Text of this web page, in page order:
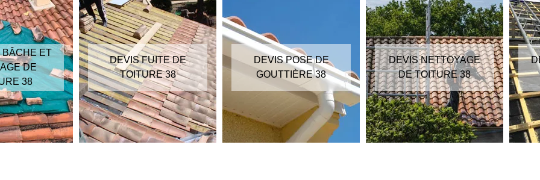
BÂCHE ET
DE
38
DEVIS FUITE DE
TOITURE 38
DEVIS POSE DE
GOUTTIÈRE 38
DEVIS NETTOYAGE
DE TOITURE 38